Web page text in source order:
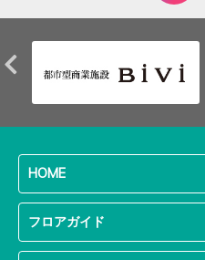
HOME
フロアガイド